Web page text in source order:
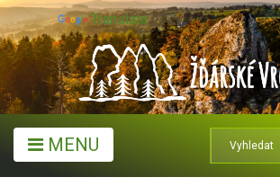
Translate
MENU